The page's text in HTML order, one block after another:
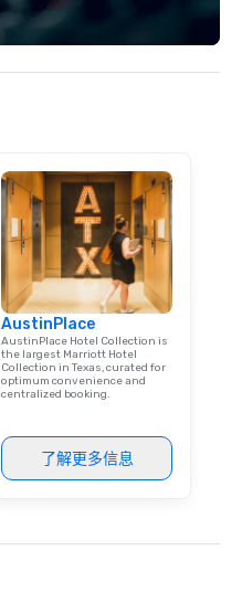
AustinPlace
AustinPlace Hotel Collection is
the largest Marriott Hotel
Collection in Texas, curated for
optimum convenience and
centralized booking.
了解更多信息